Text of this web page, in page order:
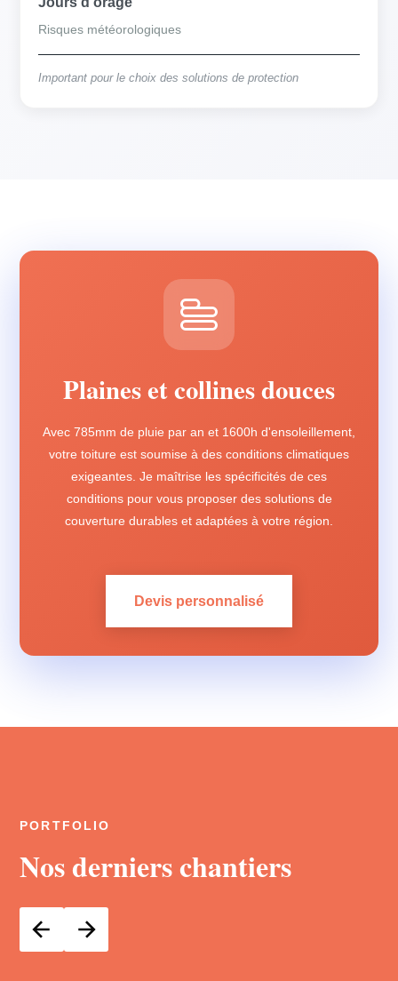
Risques météorologiques
Important pour le choix des solutions de protection
Plaines et collines douces
Avec 785mm de pluie par an et 1600h d'ensoleillement,
votre toiture est soumise à des conditions climatiques
exigeantes. Je maîtrise les spécificités de ces
conditions pour vous proposer des solutions de
couverture durables et adaptées à votre région.
Devis personnalisé
PORTFOLIO
Nos derniers chantiers